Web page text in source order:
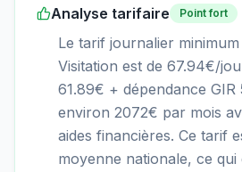
Analyse tarifaire Point fort
Le tarif journalier
Visitation est de 67.94€/
61.89€ + dépendance
environ 2072€ par mois
aides financières. Ce tarif
moyenne nationale, ce